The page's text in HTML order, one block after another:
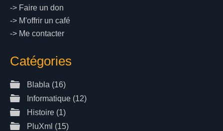
-> Faire un don
-> M'offrir un café
-> Me contacter
Catégories
Blabla (16)
Informatique (12)
Histoire (1)
PluXml (15)